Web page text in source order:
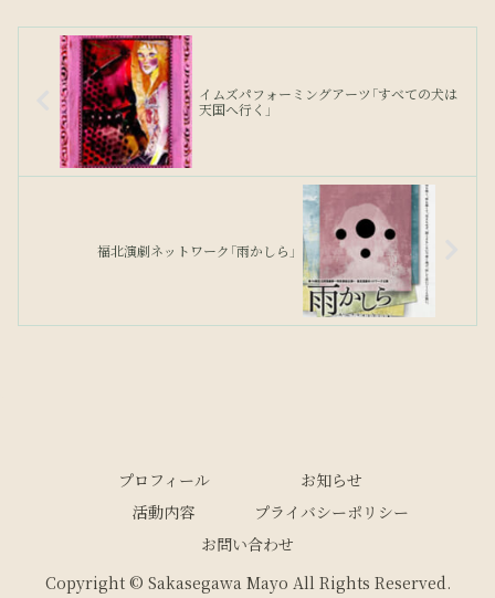
イムズパフォーミングアーツ「すべての犬は
天国へ行く」
福北演劇ネットワーク「雨かしら」
プロフィール
お知らせ
活動内容
プライバシーポリシー
お問い合わせ
Copyright © Sakasegawa Mayo All Rights Reserved.